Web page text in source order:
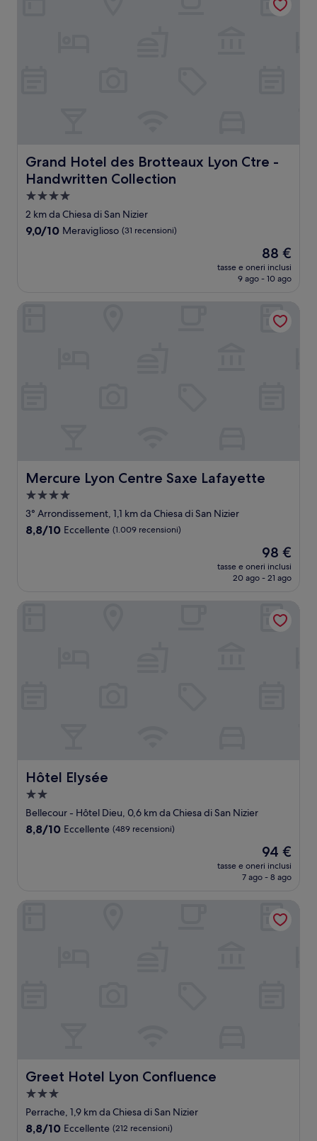
Grand Hotel des Brotteaux Lyon Ctre -
Handwritten Collection
Grand Hotel des Brotteaux Lyon Ctre - Handwritten
Struttura
a
4.0
2 km da Chiesa di San Nizier
9.0
9,0/10 Meraviglioso (31 recensioni)
Il
prezzo
attuale
88 €
88 €
tasse e oneri inclusi
9 ago - 10 ago
Mercure Lyon Centre Saxe Lafayette
Mercure Lyon Centre Saxe Lafayette
Struttura
a
4.0
3° Arrondissement, 1,1 km da Chiesa di San Nizier
8.8
8,8/10 Eccellente (1.009 recensioni)
Il
prezzo
attuale
98 €
98 €
tasse e oneri inclusi
20 ago - 21 ago
Hôtel Elysée
Hôtel Elysée
Struttura
a
2.0
Bellecour - Hôtel Dieu, 0,6 km da Chiesa di San Nizier
8.8
8,8/10 Eccellente (489 recensioni)
Il
prezzo
attuale
94 €
94 €
tasse e oneri inclusi
7 ago - 8 ago
Greet Hotel Lyon Confluence
Greet Hotel Lyon Confluence
Struttura
a
3.0
Perrache, 1,9 km da Chiesa di San Nizier
8.8
8,8/10 Eccellente (212 recensioni)